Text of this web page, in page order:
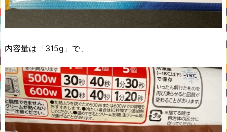
内容量は「315g」で、